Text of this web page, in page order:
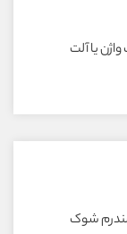
يا آلت
شوک